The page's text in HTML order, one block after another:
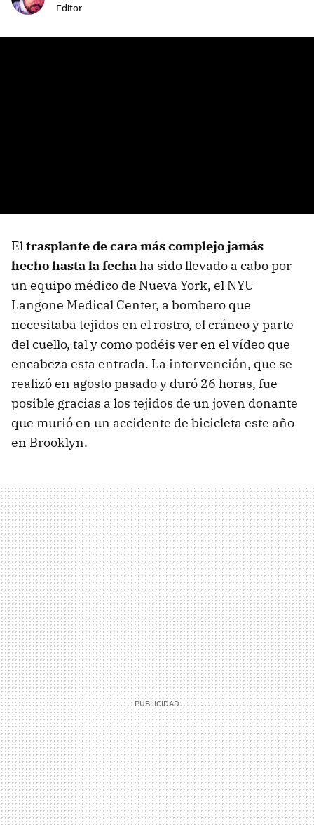
Editor
Eltrasplante de cara más complejo jamás
hecho hasta la fechaha sido llevado a cabo por
un equipo médico de Nueva York, el NYU
Langone Medical Center, a bombero que
necesitaba tejidos en el rostro, el cráneo y parte
del cuello, tal y como podéis ver en el vídeo que
encabeza esta entrada. La intervención, que se
realizó en agosto pasado y duró 26 horas, fue
posible gracias a los tejidos de un joven donante
que murió en un accidente de bicicleta este año
en Brooklyn.